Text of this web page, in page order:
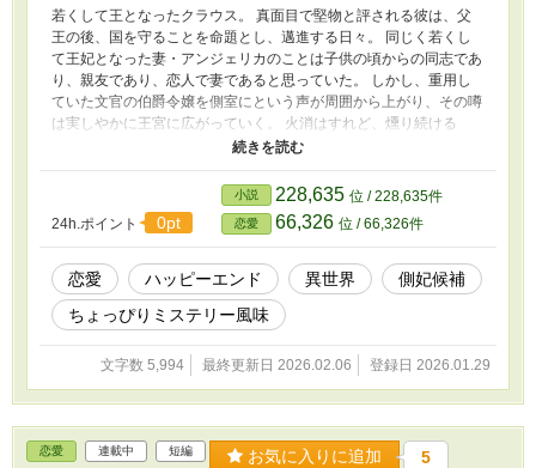
若くして王となったクラウス。 真面目で堅物と評される彼は、父
王の後、国を守ることを命題とし、邁進する日々。 同じく若くし
て王妃となった妻・アンジェリカのことは子供の頃からの同志であ
り、親友であり、恋人で妻であると思っていた。 しかし、重用し
ていた文官の伯爵令嬢を側室にという声が周囲から上がり、その噂
は実しやかに王宮に広がっていく。 火消はすれど、燻り続ける
噂。果ては、今の王妃を廃し、件の令嬢を王妃にするという噂まで
に溝を生み、とうとう王妃は宮の扉を閉ざしてしまった。 かくし
て、クラウスはアンジェリカの愛と信頼を取り戻すことが出来るの
か。 廃妃の噂の真意は、どこにあるのか。 クラウスは、その謎を
探りながら、国と妻とを守り抜く覚悟を決める。 ※基本、王であ
るクラウスの側の視点で進む予定です。 ※ヒロイン？の王妃は、
余り出てこないかもしれません。 ※不定期更新です。書きながら
更新します。 ※見切り発車ですので、とりあえず短編で始めま
す。 ※頭の中にあるものを言語化しています。神様ではないの
で、「創造」することはできません。 ※小心者ゆえ、感想欄は閉
じております。 ※誤字脱字やつじつまの合わない部分は後からこ
っそり修正致します。
24h.ポイント 0pt
小説 228,635 位 / 228,635件
恋愛 66,326 位 / 66,326件
恋愛 ハッピーエンド 異世界
側妃候補
ちょっぴりミステリー風味
文字数 5,994 最終更新日 2026.02.06 登録日 2026.01.29
恋愛 連載中 短編 お気に入りに追加 5